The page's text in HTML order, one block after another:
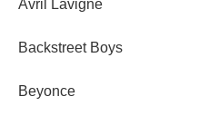
Avril Lavigne
Backstreet Boys
Beyonce